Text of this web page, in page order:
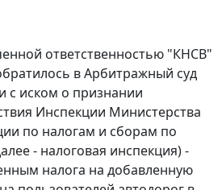
ответственностью "КНСВ"
в Арбитражный суд
с иском о признании
Инспекции Министерства
по налогам и сборам по
- налоговая инспекция) -
налога на добавленную